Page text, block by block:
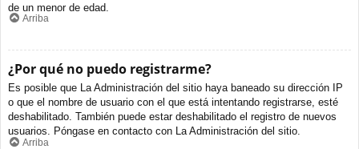
de un menor de edad.
Arriba
¿Por qué no puedo registrarme?
Es posible que La Administración del sitio haya baneado su dirección IP
o que el nombre de usuario con el que está intentando registrarse, esté
deshabilitado. También puede estar deshabilitado el registro de nuevos
usuarios. Póngase en contacto con La Administración del sitio.
Arriba